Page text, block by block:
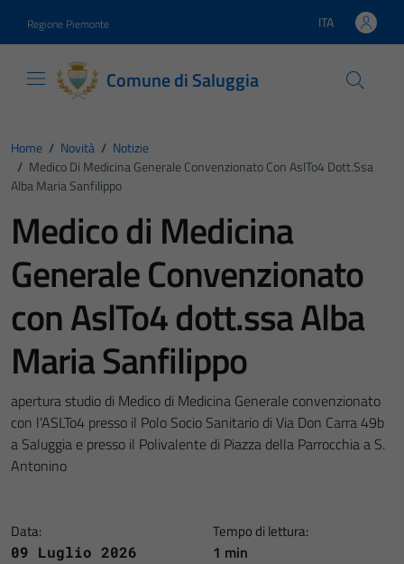
Regione Piemonte Lingua attiva:
ITA
Comune di Saluggia
Home / Novità / Notizie
/ Medico Di Medicina Generale Convenzionato Con AslTo4 Dott.ssa
Alba Maria Sanfilippo
Medico di Medicina
Generale Convenzionato
con AslTo4 dott.ssa Alba
Maria Sanfilippo
apertura studio di Medico di Medicina Generale convenzionato
con l’ASLTo4 presso il Polo Socio Sanitario di Via Don Carra 49b
a Saluggia e presso il Polivalente di Piazza della Parrocchia a S.
Antonino
Data:
09 Luglio 2026
Tempo di lettura:
1 min